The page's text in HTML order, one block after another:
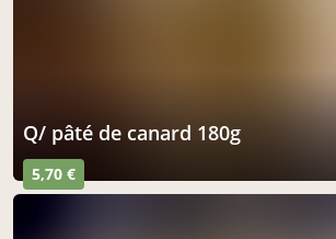
q/ pâté de canard 180g
5,70 €